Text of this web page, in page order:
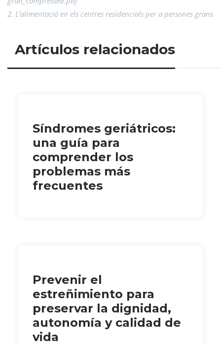
2. L’alimentació en els centres residencials per a persones grans
Artículos relacionados
Síndromes geriátricos:
una guía para
comprender los
problemas más
frecuentes
Prevenir el
estreñimiento para
preservar la dignidad,
autonomía y calidad de
vida